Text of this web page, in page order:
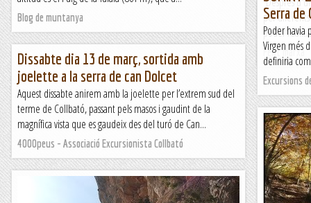
Blog de muntanya
per diferents
poder
Fent marxa
Serra de
Poder havia
Virgen més
definiria
Excursions
Dissabte dia 13 de març, sortida amb
joelette a la serra de can Dolcet
Aquest dissabte anirem amb la joelette per l’extrem sud del
terme de Collbató, passant pels masos i gaudint de la
magnífica vista que es gaudeix des del turó de Can...
4000peus - Associació Excursionista Collbató